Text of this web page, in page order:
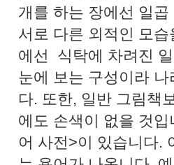
개를 하는 장에선 일
서로 다른 외적인 모
에선 식탁에 차려진
눈에 보는 구성이라
다. 또한, 일반 그림책
에도 손색이 없을 것
어 사전>이 있습니다.